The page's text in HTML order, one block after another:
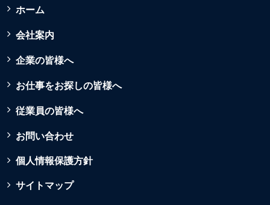
ホーム
会社案内
企業の皆様へ
お仕事をお探しの皆様へ
従業員の皆様へ
お問い合わせ
個人情報保護方針
サイトマップ